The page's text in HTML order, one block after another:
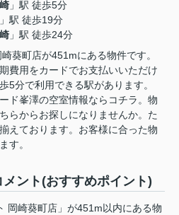
」駅 徒歩5分
」駅 徒歩19分
」駅 徒歩24分
葵町店が451mにある物件です。
費用をカードでお支払いいただけ
5分で利用できる駅があります。
ド峯澤の空室情報ならコチラ。物
らからお探しになりませんか。た
えております。お客様に合った物
す。
ント(おすすめポイント)
岡崎葵町店」が451m以内にある物